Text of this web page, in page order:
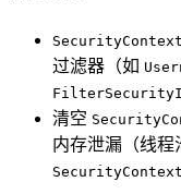
SecurityContext
过滤器（如
清空
内存泄漏（线程
SecurityContext